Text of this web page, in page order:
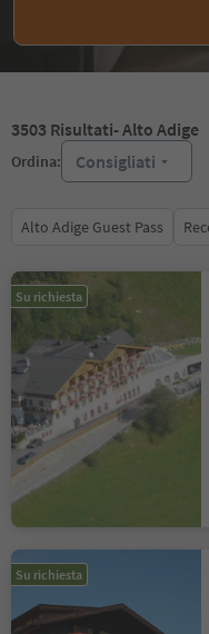
3503 Risultati- Alto Adige
Ordina: Consigliati
Alto Adige Guest Pass
Su richiesta
Su richiesta